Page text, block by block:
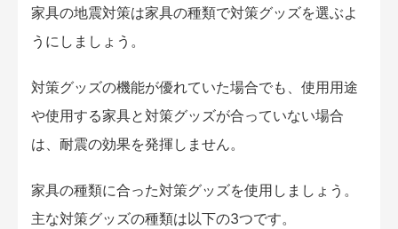
家具の地震対策は家具の種類で対策グッズを選ぶよ
うにしましょう。
対策グッズの機能が優れていた場合でも、使用用途
や使用する家具と対策グッズが合っていない場合
は、耐震の効果を発揮しません。
家具の種類に合った対策グッズを使用しましょう。
主な対策グッズの種類は以下の3つです。